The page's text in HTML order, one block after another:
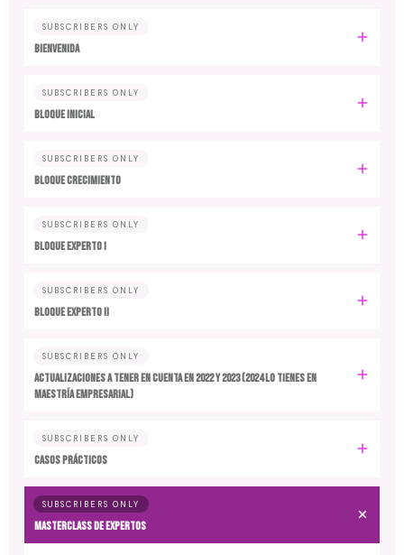
SUBSCRIBERS ONLY
BIENVENIDA
SUBSCRIBERS ONLY
BLOQUE INICIAL
SUBSCRIBERS ONLY
BLOQUE CRECIMIENTO
SUBSCRIBERS ONLY
BLOQUE EXPERTO I
SUBSCRIBERS ONLY
BLOQUE EXPERTO II
SUBSCRIBERS ONLY
ACTUALIZACIONES A TENER EN CUENTA EN 2022 y 2023 (2024 LO TIENES EN
MAESTRÍA EMPRESARIAL)
SUBSCRIBERS ONLY
CASOS PRÁCTICOS
SUBSCRIBERS ONLY
MASTERCLASS DE EXPERTOS